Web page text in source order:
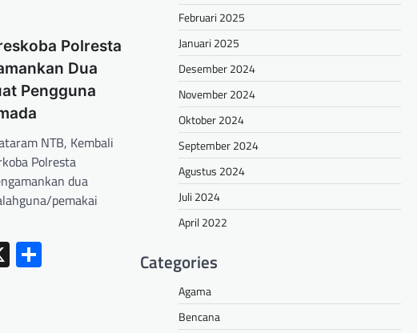
Polresta
Dua
Pengguna
NTB, Kembali
Polresta
dua
pemakai
X Share
Februari 2025
Januari 2025
Desember 2024
November 2024
Oktober 2024
September 2024
Agustus 2024
Juli 2024
April 2022
Categories
Agama
Bencana